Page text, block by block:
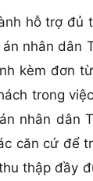
hỗ trợ đủ
nhân dân
kèm đơn
trong
nhân dân
căn cứ để
thập đầy